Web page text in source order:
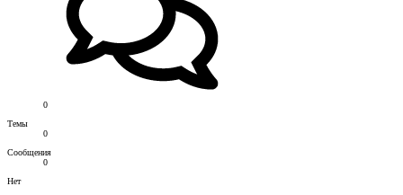
0
Темы
0
Сообщения
0
Нет